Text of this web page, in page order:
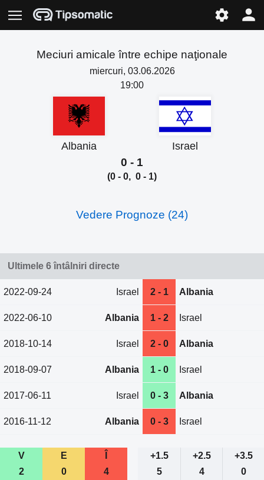
Meciuri amicale între echipe naţionale
miercuri, 03.06.2026
19:00
Albania Israel
0 - 1
(0 - 0, 0 - 1)
Vedere Prognoze (24)
Ultimele 6 întâlniri directe
2022-09-24 Israel 2 - 1 Albania
2022-06-10 Albania 1 - 2 Israel
2018-10-14 Israel 2 - 0 Albania
2018-09-07 Albania 1 - 0 Israel
2017-06-11 Israel 0 - 3 Albania
2016-11-12 Albania 0 - 3 Israel
V E +1.5 +2.5
+3.5
2
0 4 5 4
0